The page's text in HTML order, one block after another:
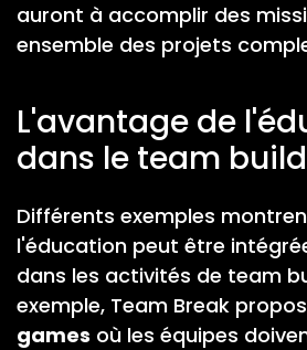
auront à accomplir des
ensemble des projets
L'avantage de
dans le team
Différents exemples
l'éducation peut être
dans les activités de team
exemple, Team Break
games où les équipes